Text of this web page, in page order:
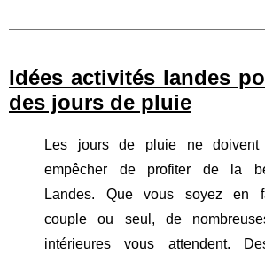
Idées activités landes
des jours de pluie
Les jours de pluie ne doivent
empêcher de profiter de la
Landes. Que vous soyez en
couple ou seul, de
intérieures vous attendent.